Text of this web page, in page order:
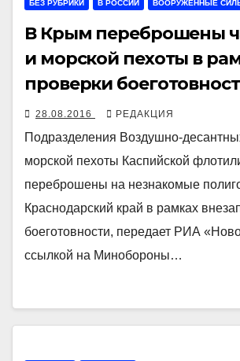
БЕЗ РУБРИКИ В РОССИИ ВООРУЖЁННЫЕ
В Крым переброшены
и морской пехоты в
проверки
28.08.2016 РЕДАКЦИЯ
Подразделения Воздушно-
морской пехоты Каспийской
переброшены на незнакомые
Краснодарский край в рамках
боеготовности, передает РИА
ссылкой на Минобороны…